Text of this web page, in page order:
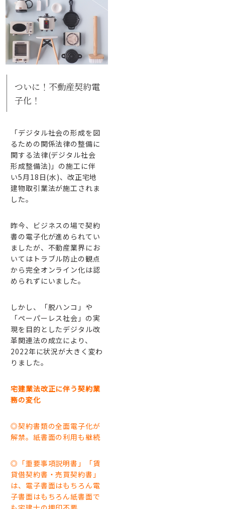
ついに！不動産契約電
子化！
「デジタル社会の形成を図
るための関係法律の整備に
関する法律(デジタル社会
形成整備法)」の施工に伴
い5月18日(水)、改正宅地
建物取引業法が施工されま
した。
昨今、ビジネスの場で契約
書の電子化が進められてい
ましたが、不動産業界にお
いてはトラブル防止の観点
から完全オンライン化は認
められずにいました。
しかし、「脱ハンコ」や
「ペーパーレス社会」の実
現を目的としたデジタル改
革関連法の成立により、
2022年に状況が大きく変わ
りました。
宅建業法改正に伴う契約業
務の変化
◎契約書類の全面電子化が
解禁。紙書面の利用も継続
◎「重要事項説明書」「賃
貸借契約書・売買契約書」
は、電子書面はもちろん電
子書面はもちろん紙書面で